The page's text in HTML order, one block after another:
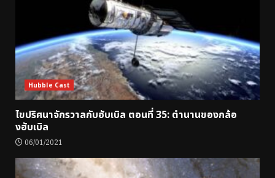
Hubble Cast
ไขปริศนาจักรวาลกับฮับเบิล ตอนที่ 35: ตำนานของกล้อ
งฮับเบิล
06/01/2021